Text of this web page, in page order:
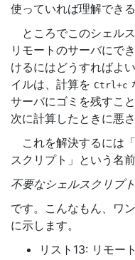
使っていれば理解できる
ところでこのシェル
リモートのサーバにで
けるにはどうすればよ
イルは、計算を Ctrl+c
サーバにゴミを残すこ
次に計算したときに悪
これを解決するには
スクリプト」という名
不要なシェルスクリプ
です。こんなもん、ワ
に示します。
リスト13: リモー